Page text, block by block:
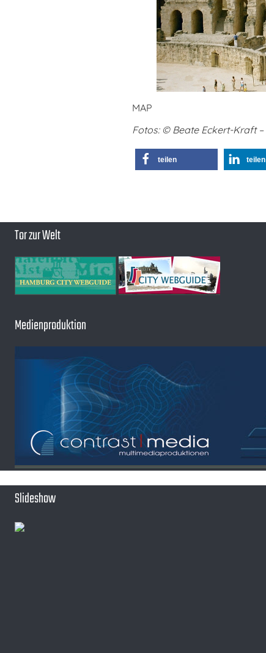
MAP
Fotos: © Beate Eckert-Kraft –
teilen teilen
Tor zur Welt
Medienproduktion
Slideshow